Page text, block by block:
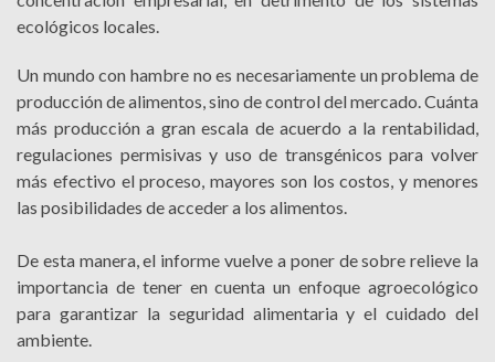
ecológicos locales.
Un mundo con hambre no es necesariamente un problema de
producción de alimentos, sino de control del mercado. Cuánta
más producción a gran escala de acuerdo a la rentabilidad,
regulaciones permisivas y uso de transgénicos para volver
más efectivo el proceso, mayores son los costos, y menores
las posibilidades de acceder a los alimentos.
De esta manera, el informe vuelve a poner de sobre relieve la
importancia de tener en cuenta un enfoque agroecológico
para garantizar la seguridad alimentaria y el cuidado del
ambiente.